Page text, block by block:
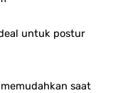
untuk postur
saat